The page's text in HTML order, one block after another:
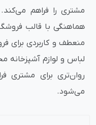
هماهنگی با قالب
منعطف و کاربردی برای
لباس و لوازم آشپزخانه
روان‌تری برای مشتری
می‌شود.